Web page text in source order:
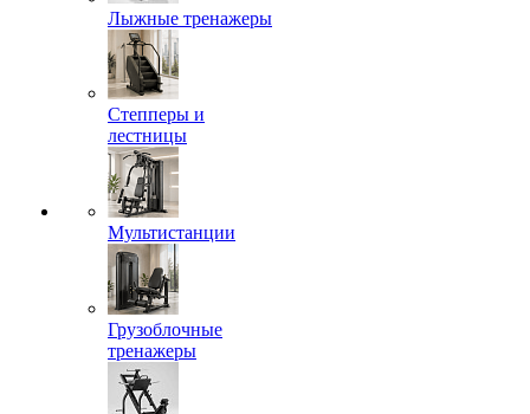
Лыжные тренажеры
Степперы и
лестницы
Мультистанции
Грузоблочные
тренажеры